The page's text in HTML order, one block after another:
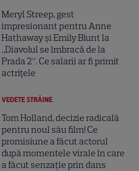
Meryl Streep, gest
impresionant pentru Anne
Hathaway și Emily Blunt la
„Diavolul se îmbracă de la
Prada 2”. Ce salarii ar fi primit
actrițele
VEDETE STRĂINE
Tom Holland, decizie radicală
pentru noul său film! Ce
promisiune a făcut actorul
după momentele virale în care
a făcut senzație prin dans